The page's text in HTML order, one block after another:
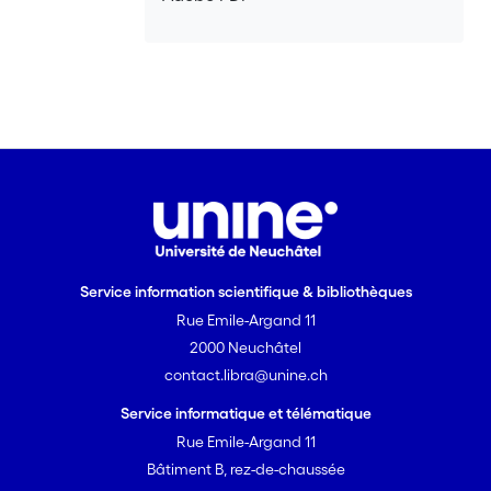
d’un faible niveau d’éducation ont plus
moins bien informés et plus déstabilisés
face à la pandémie.
Service information scientifique & bibliothèques
Rue Emile-Argand 11
2000 Neuchâtel
contact.libra@unine.ch
Service informatique et télématique
Rue Emile-Argand 11
Bâtiment B, rez-de-chaussée